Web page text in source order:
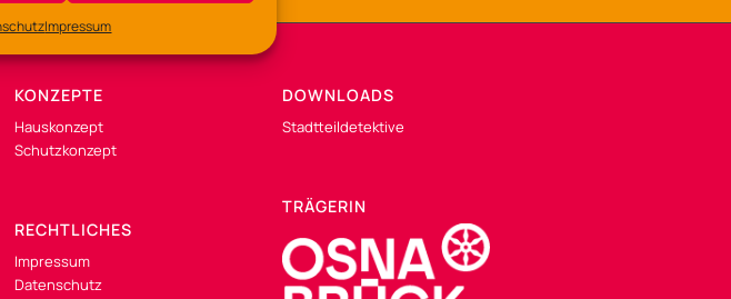
Impressum
KONZEPTE
Hauskonzept
Schutzkonzept
RECHTLICHES
Impressum
Datenschutz
DOWNLOADS
Stadtteildetektive
TRÄGERIN